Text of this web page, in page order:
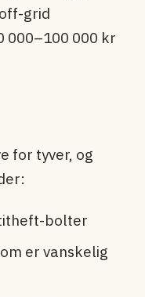
grid
000–100 000 kr
for tyver, og
bolter
er vanskelig